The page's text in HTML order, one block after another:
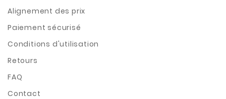
Alignement des prix
Paiement sécurisé
Conditions d'utilisation
Retours
FAQ
Contact